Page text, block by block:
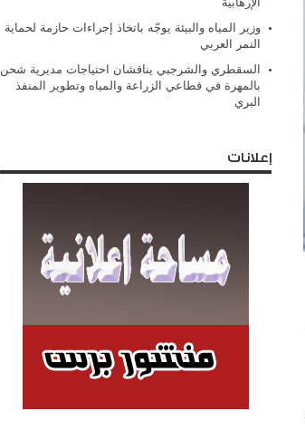
وزير المياه والبيئة يوجّه باتخاذ إجراءات حازمة لحماية
النمر العربي
السقطري والشرجبي يناقشان احتياجات مديرية شحن
بالمهرة في قطاعي الزراعة والمياه وتطوير المنفذ
البري
إعلانات